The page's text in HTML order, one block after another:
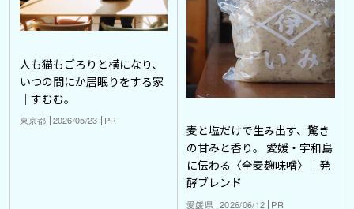
人も猫もごろりと横になり、
いつの間にか居眠りをする家
｜すむむ。
東京都 2026/05/23 PR
麦と塩だけで生み出す、驚き
の甘みと香り。 愛媛・宇和島
に伝わる〈全麦麹味噌〉｜発
酵ブレンド
愛媛県 2026/06/12 PR